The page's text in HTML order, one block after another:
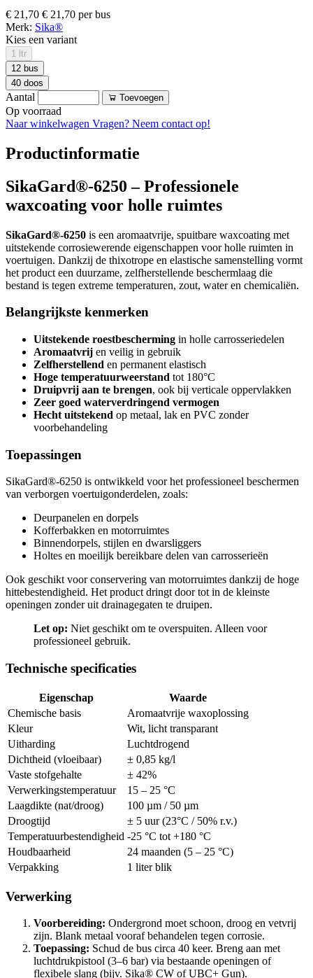
€ 21,70 € 21,70 per bus
Merk: Sika®
Kies een variant
1 ltr
12 bus
40 doos
Aantal Toevoegen
Op voorraad
Naar winkelwagen Vragen? Neem contact op!
Productinformatie
SikaGard®-6250 – Professionele
waxcoating voor holle ruimtes
SikaGard®-6250 is een aromaatvrije, spuitbare waxcoating met
uitstekende corrosiewerende eigenschappen voor holle ruimten in
voertuigen. Dankzij de thixotrope en elastische samenstelling vormt
het product een duurzame, zelfherstellende beschermlaag die
bestand is tegen extreme temperaturen, zout, water en chemicaliën.
Belangrijkste kenmerken
Uitstekende roestbescherming in holle carrosseriedelen
Aromaatvrij en veilig in gebruik
Zelfherstellend en permanent elastisch
Hoge temperatuurweerstand tot 180°C
Druipvrij aan te brengen, ook bij verticale oppervlakken
Zeer goed waterverdringend vermogen
Hecht uitstekend op metaal, lak en PVC zonder
voorbehandeling
Toepassingen
SikaGard®-6250 is ontwikkeld voor het professioneel beschermen
van verborgen voertuigonderdelen, zoals:
Deurpanelen en dorpels
Kofferbakken en motorruimtes
Binnendorpels, stijlen en dwarsliggers
Holtes en moeilijk bereikbare delen van carrosserieën
Ook geschikt voor conservering van motorruimtes dankzij de hoge
hittebestendigheid. Het product dringt door tot in de kleinste
openingen zonder uit drainagegaten te druipen.
Let op: Niet geschikt om te overspuiten. Alleen voor
professioneel gebruik.
Technische specificaties
Eigenschap
Waarde
Chemische basis
Aromaatvrije waxoplossing
Kleur
Wit, licht transparant
Uitharding
Luchtdrogend
Dichtheid (vloeibaar)
± 0,85 kg/l
Vaste stofgehalte
± 42%
Verwerkingstemperatuur
15 – 25 °C
Laagdikte (nat/droog)
100 µm / 50 µm
Droogtijd
± 5 uur (23°C / 50% r.v.)
Temperatuurbestendigheid -25 °C tot +180 °C
Houdbaarheid
24 maanden (5 – 25 °C)
Verpakking
1 liter blik
Verwerking
Voorbereiding: Ondergrond moet schoon, droog en vetvrij
zijn. Blank metaal vooraf behandelen tegen corrosie.
Toepassing: Schud de bus circa 40 keer. Breng aan met
luchtdrukpistool (3–6 bar) via bestaande openingen of
flexibele slang (bijv. Sika® CW of UBC+ Gun).